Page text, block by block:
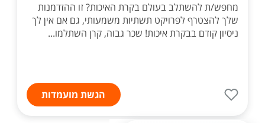
מחפש/ת להשתלב בעולם בקרת האיכות? זו ההזדמנות
שלך להצטרף לפרויקט תשתיות משמעותי, גם אם אין לך
ניסיון קודם בבקרת איכות! שכר גבוה, קרן השתלמו...
הגשת מועמדות